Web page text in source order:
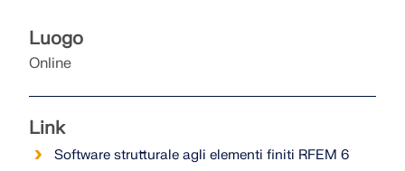
Prodotti obsoleti
Luogo
Online
Link
Software strutturale agli elementi finiti RFEM 6